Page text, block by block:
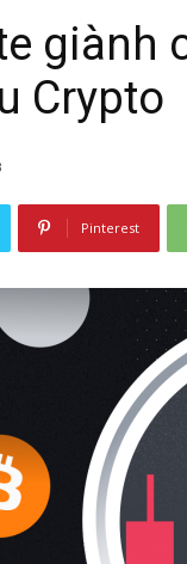
giành
Crypto
Pinterest